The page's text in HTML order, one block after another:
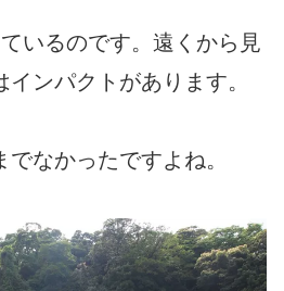
いるのです。遠くから見
ンパクトがあります。
なかったですよね。